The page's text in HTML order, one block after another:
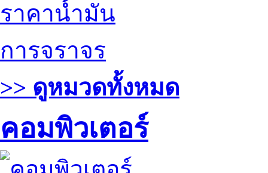
ราคาน้ำมัน
การจราจร
>> ดูหมวดทั้งหมด
คอมพิวเตอร์